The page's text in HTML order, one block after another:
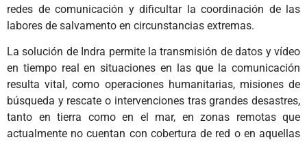
redes de comunicación y dificultar la coordinación de las
labores de salvamento en circunstancias extremas.
La solución de Indra permite la transmisión de datos y vídeo
en tiempo real en situaciones en las que la comunicación
resulta vital, como operaciones humanitarias, misiones de
búsqueda y rescate o intervenciones tras grandes desastres,
tanto en tierra como en el mar, en zonas remotas que
actualmente no cuentan con cobertura de red o en aquellas